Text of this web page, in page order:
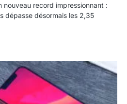
nouveau record impressionnant :
dépasse désormais les 2,35